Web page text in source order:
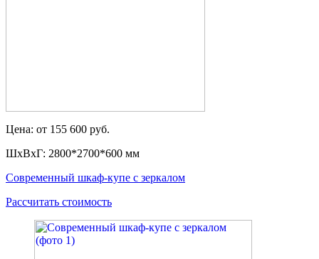
Цена: от 155 600 руб.
ШxВxГ: 2800*2700*600 мм
Современный шкаф-купе с зеркалом
Рассчитать стоимость